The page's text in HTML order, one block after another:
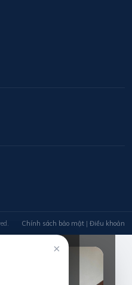
Chính sách bảo mật | Điều khoản
×